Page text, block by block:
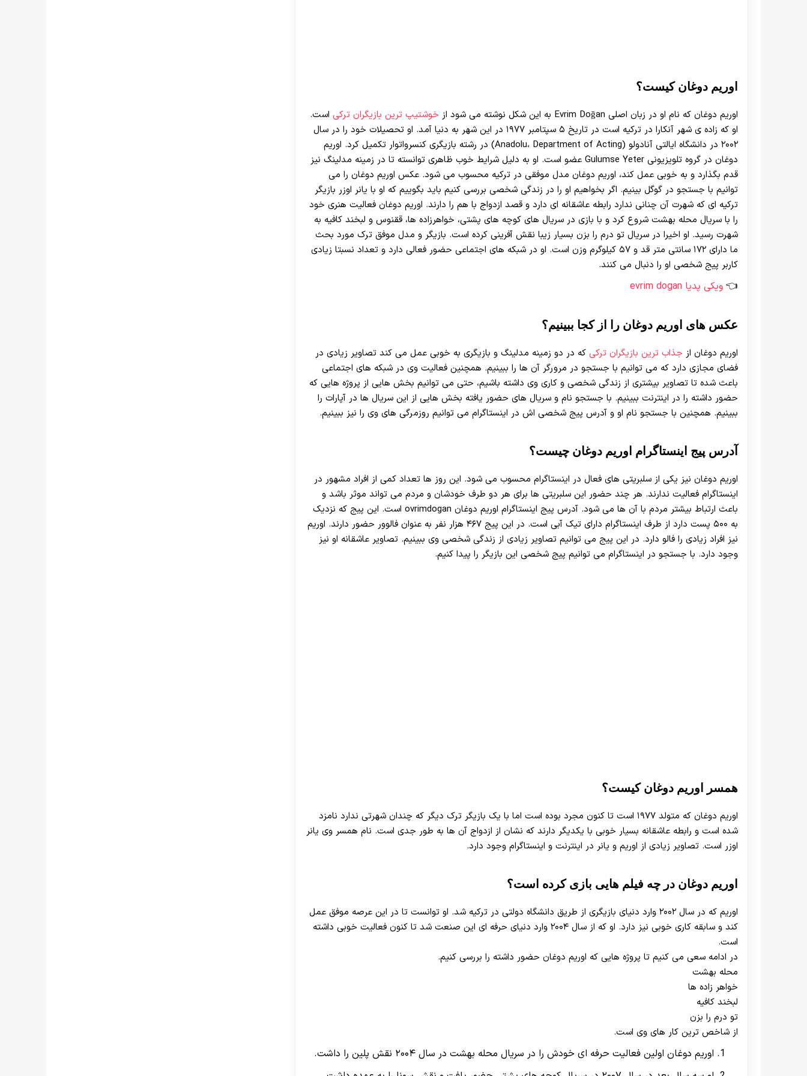
اوریم دوغان کیست؟
اوریم دوغان که نام او در زبان اصلی Evrim Doğan به این شکل نوشته می شود از خوشتیپ ترین بازیگران ترکی است.
او که زاده ی شهر آنکارا در ترکیه است در تاریخ ۵ سپتامبر ۱۹۷۷ در این شهر به دنیا آمد. او تحصیلات خود را در سال
۲۰۰۲ در دانشگاه ایالتی آنادولو (Anadolu، Department of Acting) در رشته بازیگری کنسرواتوار تکمیل کرد. اوریم
دوغان در گروه تلویزیونی Gulumse Yeter عضو است. او به دلیل شرایط خوب ظاهری توانسته تا در زمینه مدلینگ نیز
قدم بگذارد و به خوبی عمل کند، اوریم دوغان مدل موفقی در ترکیه محسوب می شود. عکس اوریم دوغان را می
توانیم با جستجو در گوگل بینیم. اگر بخواهیم او را در زندگی شخصی بررسی کنیم باید بگوییم که او با یانر اوزر بازیگر
ترکیه ای که شهرت آن چنانی ندارد رابطه عاشقانه ای دارد و قصد ازدواج با هم را دارند. اوریم دوغان فعالیت هنری خود
را با سریال محله بهشت شروع کرد و با بازی در سریال های کوچه های پشتی، خواهرزاده ها، ققنوس و لبخند کافیه به
شهرت رسید. او اخیرا در سریال تو درم را بزن بسیار زیبا نقش آفرینی کرده است. بازیگر‌ و مدل موفق ترک مورد بحث
ما دارای ۱۷۲ سانتی متر قد و ۵۷ کیلوگرم وزن است. او‌ در شبکه های اجتماعی حضور فعالی دارد و تعداد نسبتا زیادی
کاربر پیج شخصی او را دنبال می کنند.
ویکی پدیا evrim dogan
عکس های اوریم دوغان را از کجا ببینیم؟
اوریم دوغان از جذاب ترین بازیگران ترکی که‌ در دو زمینه مدلینگ و بازیگری به خوبی عمل می کند تصاویر زیادی در
فضای مجازی دارد که می توانیم با جستجو در مرورگر آن ها را ببینیم. همچنین فعالیت وی در شبکه های اجتماعی
باعث‌ شده تا تصاویر بیشتری از زندگی شخصی ‌‌و کاری وی داشته باشیم، حتی می توانیم بخش هایی از پروژه هایی که
حضور داشته را در اینترنت ببینیم. با جستجو نام و سریال های حضور یافته بخش هایی از این سریال ها در آپارات را
ببینیم. همچنین با جستجو نام او و آدرس پیج شخصی اش در اینستاگرام می توانیم روزمرگی های وی را نیز ببینیم.
آدرس پیج اینستاگرام اوریم دوغان چیست؟
اوریم دوغان نیز یکی از سلبریتی های فعال در اینستاگرام محسوب می شود. این روز ها تعداد کمی از افراد مشهور در
اینستاگرام فعالیت ندارند. هر چند حضور این سلبریتی ها برای هر دو طرف خودشان و مردم می تواند موثر باشد و
باعث ارتباط بیشتر مردم با آن ها می شود. آدرس پیج اینستاگرام اوریم دوغان ovrimdogan است. این پیج که نزدیک
به ۵۰۰ پست دارد از طرف اینستاگرام دارای تیک آبی است. در این پیج ۴۶۷ هزار نفر به عنوان فالوور حضور دارند. اوریم
نیز افراد زیادی را فالو دارد. در این پیج می توانیم تصاویر زیادی از زندگی شخصی وی ببینیم. تصاویر عاشقانه او نیز
وجود دارد. با جستجو در اینستاگرام می توانیم پیج شخصی این بازیگر را پیدا کنیم.
همسر اوریم دوغان کیست؟
اوریم دوغان که متولد ۱۹۷۷ است تا کنون مجرد بوده است اما با یک بازیگر ترک دیگر که چندان شهرتی ندارد نامزد
شده است و رابطه عاشقانه بسیار خوبی با یکدیگر دارند که نشان از ازدواج آن ها به طور جدی است. نام همسر وی یانر
اوزر است. تصاویر زیادی از اوریم و یانر در اینترنت و اینستاگرام وجود دارد.
اوریم دوغان در چه فیلم هایی بازی کرده است؟
اوریم که در سال ۲۰۰۲ وارد دنیای بازیگری از طریق دانشگاه دولتی در ترکیه شد. او توانست تا در این عرصه موفق عمل
کند و سابقه کاری خوبی نیز دارد. او که از سال ۲۰۰۴ وارد دنیای حرفه ای این صنعت شد تا کنون فعالیت خوبی داشته
است.
در ادامه سعی می کنیم تا پروژه هایی که اوریم دوغان حضور داشته را بررسی کنیم.
محله بهشت
خواهر زاده ها
لبخند کافیه
تو درم را بزن
از شاخص ترین کار های وی است.
اوریم دوغان اولین فعالیت حرفه ای خودش را در سریال محله بهشت در سال ۲۰۰۴ نقش ‌پلین را داشت.